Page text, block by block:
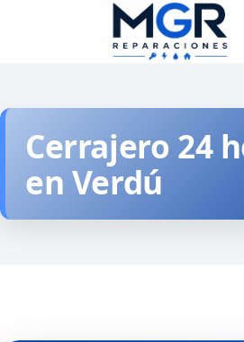
Cerrajero 24
en Verdú